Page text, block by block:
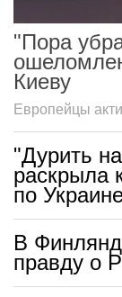
"Пора
Киеву
Европейцы
"Дурить
раскрыла
по
В
правду о